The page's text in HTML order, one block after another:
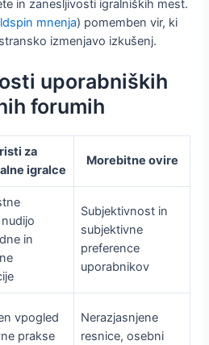
in zanesljivosti igralniških mest.
mnenja) pomemben vir, ki
izmenjavo izkušenj.
uporabniških
forumih
za
igralce
Morebitne ovire
in
Subjektivnost in
subjektivne
preference
uporabnikov
vpogled
prakse
Nerazjasnjene
resnice, osebni